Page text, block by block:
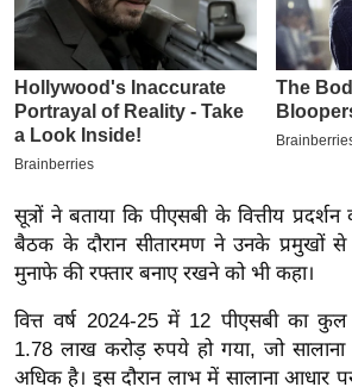
खे
ल
क्रि
के
ट
P
L
2
2
6
सूत्रों ने बताया कि पीएसबी के वित्तीय
बैठक के दौरान सीतारमण ने उनके प्रमुखों से
मुनाफे की रफ्तार बनाए रखने को भी कहा।
वित्त वर्ष 2024-25 में 12 पीएसबी का कुल
1.78 लाख करोड़ रुपये हो गया, जो
अधिक है। इस दौरान लाभ में सालाना आधार